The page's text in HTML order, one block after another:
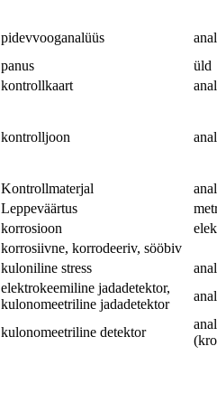
pidevvooganalüüs
panus
üld
kontrollkaart
kontrolljoon
Kontrollmaterjal
Leppeväärtus
korrosioon
korrosiivne, korrodeeriv, sööbiv
kuloniline stress
elektrokeemiline jadadetektor,
kulonomeetriline jadadetektor
kulonomeetriline detektor